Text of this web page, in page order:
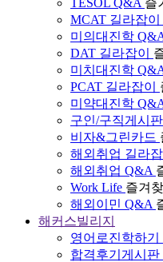
MCAT 길라잡이
미의대진학
DAT 길라잡이
미치대진학
PCAT 길라잡이
미약대진학
구인/구직게시판
비자&그린카드
해외취업 길라잡
해외취업 Q&A
Work Life 즐겨찾
해외이민 Q&A
해커스빌리지
영어로진학하기
합격후기게시판